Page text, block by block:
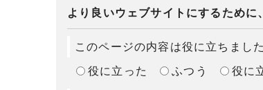
より良いウェブサイトにするために
このページの内容は役に立ちまし
役に立った ふつう 役に